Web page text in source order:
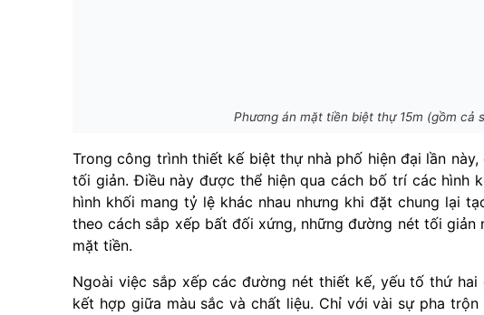
Phương án mặt tiền biệt thự 15m (gồm cả
Trong công trình thiết kế biệt thự nhà phố hiện đại lần
tối giản. Điều này được thể hiện qua cách bố trí các hình
hình khối mang tỷ lệ khác nhau nhưng khi đặt chung lại
theo cách sắp xếp bất đối xứng, những đường nét tối
mặt tiền.
Ngoài việc sắp xếp các đường nét thiết kế, yếu tố thứ
kết hợp giữa màu sắc và chất liệu. Chỉ với vài sự pha